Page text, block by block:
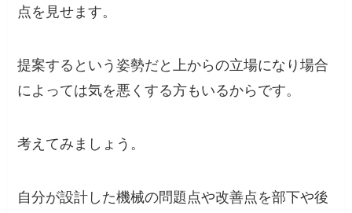
点を見せます。
提案するという姿勢だと上からの立場になり場合
によっては気を悪くする方もいるからです。
考えてみましょう。
自分が設計した機械の問題点や改善点を部下や後